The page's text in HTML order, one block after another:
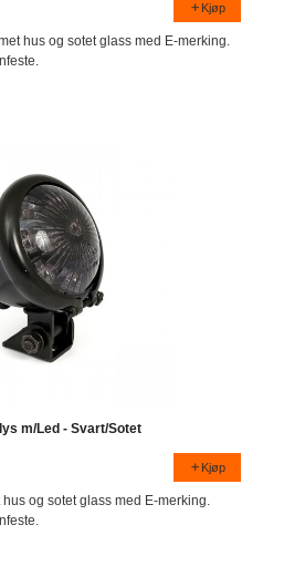
Kjøp
hus og sotet glass med E-merking.
m/Led - Svart/Sotet
Kjøp
og sotet glass med E-merking.